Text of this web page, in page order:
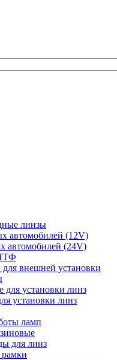
линзы
автомобилей (12V)
автомобилей (24V)
внешней установки
установки линз
ламп
для линз